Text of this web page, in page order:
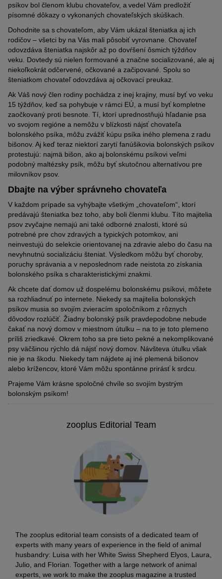
psíkov bol členom klubu chovateľov, a vedel Vám predložiť
písomné dôkazy o vykonaných chovateľských skúškach.
Dohodnite sa s chovateľom, aby Vám ukázal šteniatka aj ich
rodičov – všetci by na Vás mali pôsobiť vyrovnane. Chovateľ
odovzdáva šteniatka najskôr až po dovŕšení ôsmich týždňov
veku. Dovtedy sú nielen formované a značne socializované, ale aj
niekoľkokrát odčervené, očkované a začipované. Spolu so
šteniatkom chovateľ odovzdáva aj očkovací preukaz.
Ak Váš nový člen rodiny pochádza z inej krajiny, musí byť vo veku
15 týždňov, keď sa pohybuje v rámci EÚ, a musí byť kompletne
zaočkovaný proti besnote. Tí, ktorí uprednostňujú hľadanie psa
vo svojom regióne a nemôžu v blízkosti nájsť chovateľa
bolonského psíka, môžu zvážiť kúpu psíka iného plemena z radu
bišonov. Aj keď teraz niektorí zarytí fanúšikovia bolonských psíkov
protestujú: najmä bišon, ako aj bolonskému psíkovi veľmi
podobný maltézsky psík, môžu byť skutočnou alternatívou pre
milovníkov psov.
Dbajte na výber správneho chovateľa
V každom prípade sa vyhýbajte všetkým „chovateľom“, ktorí
predávajú šteniatka bez toho, aby boli členmi klubu. Títo majitelia
psov zvyčajne nemajú ani také odborné znalosti, ktoré sú
potrebné pre chov zdravých a typických potomkov, ani
neinvestujú do selekcie orientovanej na zdravie alebo do času na
nevyhnutnú socializáciu šteniat. Výsledkom môžu byť choroby,
poruchy správania a v neposlednom rade neistota zo získania
bolonského psíka s charakteristickými znakmi.
Ak chcete dať domov už dospelému bolonskému psíkovi, môžete
sa rozhliadnuť po internete. Niekedy sa majitelia bolonských
psíkov musia so svojím zvieracím spoločníkom z rôznych
dôvodov rozlúčiť. Žiadny bolonský psík pravdepodobne nebude
čakať na nový domov v miestnom útulku – na to je toto plemeno
príliš zriedkavé. Okrem toho sa pre tieto pekné a nekomplikované
psy väčšinou rýchlo dá nájsť nový domov. Návšteva útulku však
nie je na škodu. Niekedy tam nájdete aj iné plemená bišonov
alebo krížencov, ktoré Vám môžu spontánne prirásť k srdcu.
Prajeme Vám krásne spoločné chvíle so svojím bystrým
bolonským psíkom!
zooplus Editorial Team
The zooplus editorial team consists of a dedicated team of
experts with many years of experience in the field of animal
husbandry: Luisa with her White Swiss Shepherd Elyos, Laura,
Julio, and Florian. Together with a large network of animal
experts, we work to make the zooplus magazine a trusted